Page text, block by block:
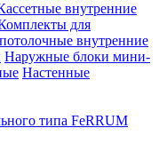
внутренние
для
внутренние
Наружные блоки мини-
Настенные
типа FeRRUM